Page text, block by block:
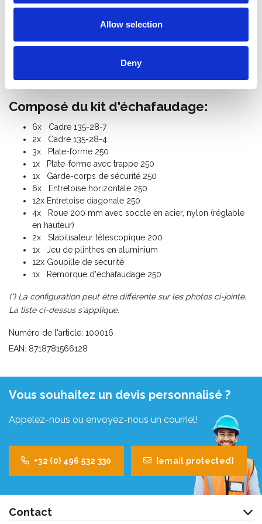
Allow selection
Deny
hauteur de travail jusqu’à 14,20 m.
La charge admissible par plancher est de 250 Kg et la
Poids échafaudage roulant + remorque: 490 Kg
Echafaudage Classe III (200 Kg/m²)
Garantie: 5 ans
Composé du kit d'échafaudage:
6x Cadre 135-28-7
2x Cadre 135-28-4
3x Plate-forme 250
1x Plate-forme avec trappe 250
1x Garde-corps de sécurité 250
6x Entretoise horizontale 250
12x Entretoise diagonale 250
4x Roue 200 mm avec soccle en acier, nylon (réglable
en hauteur)
2x Stabilisateur télescopique 200
1x Jeu de plinthes en aluminium
12x Goupille de sécurité
1x Remorque d'échafaudage 250
(*) La configuration peut être différente sur les photos ci-jointe.
La liste ci-dessus s'applique.
Numéro de l'article: 100016
EAN: 8718781566128
Vous souhaitez un devis personnalisé ?
Appelez-nous ou envoyez-nous un courriel!
+32 (0) 496 532 330 [email protected]
Contact